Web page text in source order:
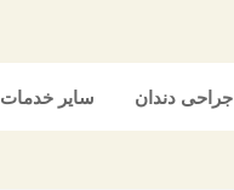
جراحی دندان سایر خدمات